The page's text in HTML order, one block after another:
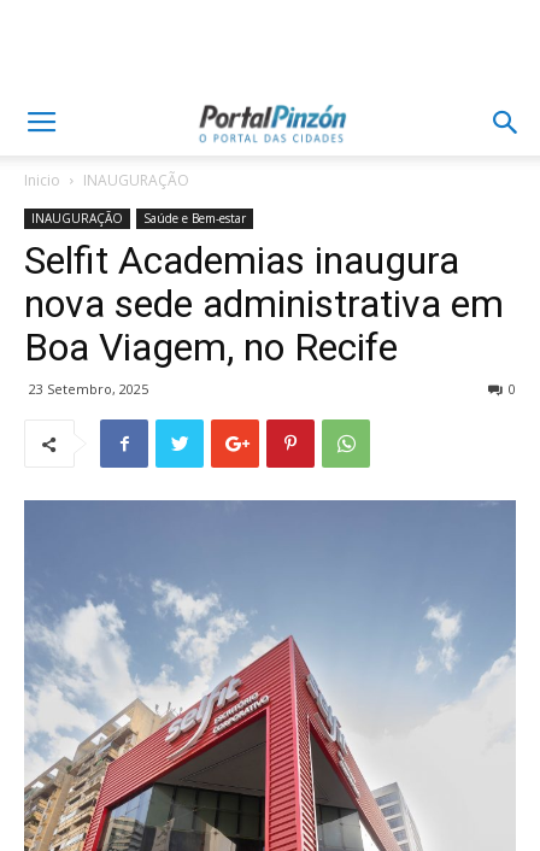
Inicio INAUGURAÇÃO
INAUGURAÇÃO Saúde e Bem-estar
Selfit Academias inaugura
nova sede administrativa em
Boa Viagem, no Recife
23 Setembro, 2025 0